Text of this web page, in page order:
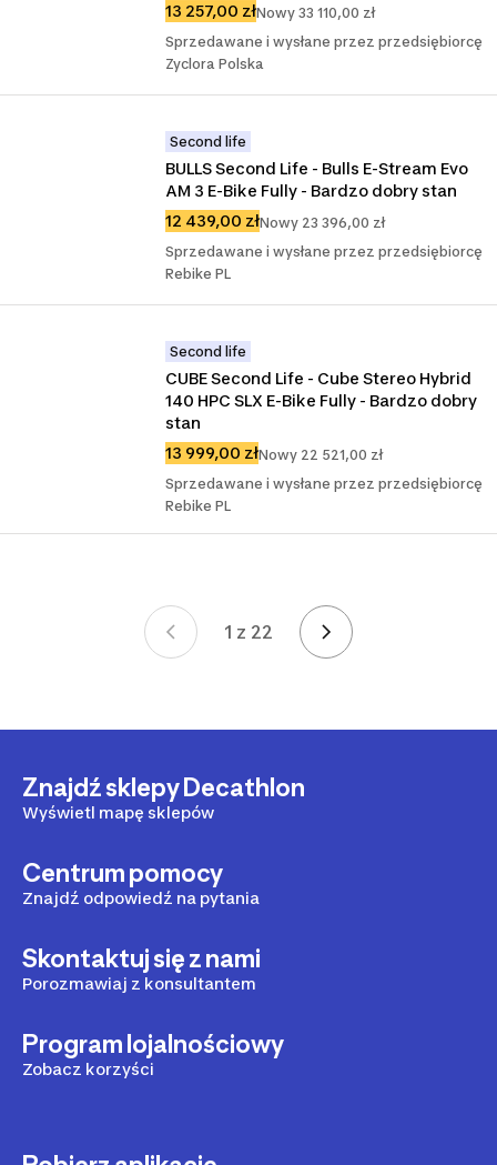
13 257,00 złNowy 33 110,00 zł
Sprzedawane i wysłane przez przedsiębiorcę
Zyclora Polska
Second life
BULLS Second Life - Bulls E-Stream Evo
AM 3 E-Bike Fully - Bardzo dobry stan
12 439,00 złNowy 23 396,00 zł
Sprzedawane i wysłane przez przedsiębiorcę
Rebike PL
Second life
CUBE Second Life - Cube Stereo Hybrid
140 HPC SLX E-Bike Fully - Bardzo dobry
stan
13 999,00 złNowy 22 521,00 zł
Sprzedawane i wysłane przez przedsiębiorcę
Rebike PL
1 z 22Strona 1 z 22
Znajdź sklepy Decathlon
Wyświetl mapę sklepów
Centrum pomocy
Znajdź odpowiedź na pytania
Skontaktuj się z nami
Porozmawiaj z konsultantem
Program lojalnościowy
Zobacz korzyści